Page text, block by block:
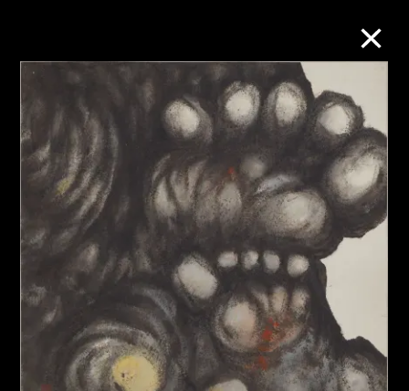
M+藏品
进一步筛选 搜索
关于M+藏品
探索世界顶级的二十及二十一世纪视觉
文化藏品。